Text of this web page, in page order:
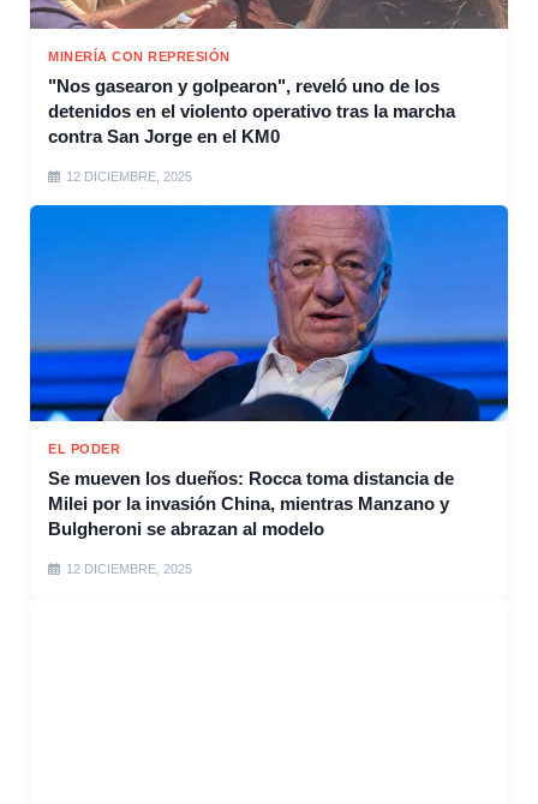
MINERÍA CON REPRESIÓN
"Nos gasearon y golpearon", reveló uno de los
detenidos en el violento operativo tras la marcha
contra San Jorge en el KM0
12 DICIEMBRE, 2025
EL PODER
Se mueven los dueños: Rocca toma distancia de
Milei por la invasión China, mientras Manzano y
Bulgheroni se abrazan al modelo
12 DICIEMBRE, 2025